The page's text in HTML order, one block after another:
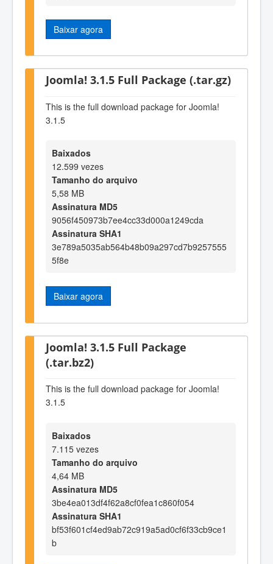
Baixar agora
Joomla! 3.1.5 Full Package (.tar.gz)
This is the full download package for Joomla!
3.1.5
Baixados
12.599 vezes
Tamanho do arquivo
5,58 MB
Assinatura MD5
9056f450973b7ee4cc33d000a1249cda
Assinatura SHA1
3e789a5035ab564b48b09a297cd7b9257555
5f8e
Baixar agora
Joomla! 3.1.5 Full Package
(.tar.bz2)
This is the full download package for Joomla!
3.1.5
Baixados
7.115 vezes
Tamanho do arquivo
4,64 MB
Assinatura MD5
3be4ea013df4f62a8cf0fea1c860f054
Assinatura SHA1
bf53f601cf4ed9ab72c919a5ad0cf6f33cb9ce1
b